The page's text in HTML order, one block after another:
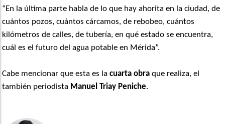
“En la última parte habla de lo que hay ahorita en la ciudad, de
cuántos pozos, cuántos cárcamos, de rebobeo, cuántos
kilómetros de calles, de tubería, en qué estado se encuentra,
cuál es el futuro del agua potable en Mérida”.
Cabe mencionar que esta es lacuarta obra que realiza, el
también periodista Manuel Triay Peniche.